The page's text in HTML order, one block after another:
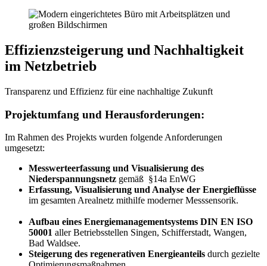
Effizienzsteigerung und Nachhaltigkeit
im Netzbetrieb
Transparenz und Effizienz für eine nachhaltige Zukunft
Projektumfang und Herausforderungen:
Im Rahmen des Projekts wurden folgende Anforderungen
umgesetzt:
Messwerteerfassung und Visualisierung des
Niederspannungsnetz gemäß §14a EnWG
Erfassung, Visualisierung und Analyse der Energieflüsse
im gesamten Arealnetz mithilfe moderner Messsensorik.
Aufbau eines Energiemanagementsystems DIN EN ISO
50001 aller Betriebsstellen Singen, Schifferstadt, Wangen,
Bad Waldsee.
Steigerung des regenerativen Energieanteils durch gezielte